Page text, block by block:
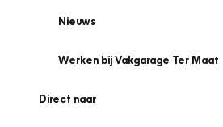
Nieuws
Werken bij Vakgarage Ter Maat
Direct naar